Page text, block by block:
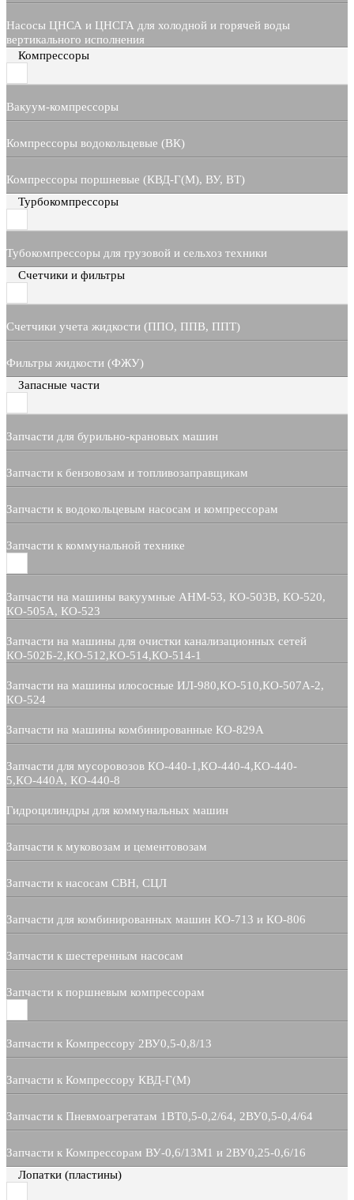
Насосы ЦНСА и ЦНСГА для холодной и горячей воды
вертикального исполнения
Компрессоры
Вакуум-компрессоры
Компрессоры водокольцевые (ВК)
Компрессоры поршневые (КВД-Г(М), ВУ, ВТ)
Турбокомпрессоры
Тубокомпрессоры для грузовой и сельхоз техники
Счетчики и фильтры
Счетчики учета жидкости (ППО, ППВ, ППТ)
Фильтры жидкости (ФЖУ)
Запасные части
Запчасти для бурильно-крановых машин
Запчасти к бензовозам и топливозаправщикам
Запчасти к водокольцевым насосам и компрессорам
Запчасти к коммунальной технике
Запчасти на машины вакуумные АНМ-53, КО-503В, КО-520,
КО-505А, КО-523
Запчасти на машины для очистки канализационных сетей
КО-502Б-2,КО-512,КО-514,КО-514-1
Запчасти на машины илососные ИЛ-980,КО-510,КО-507А-2,
КО-524
Запчасти на машины комбинированные КО-829А
Запчасти для мусоровозов КО-440-1,КО-440-4,КО-440-
5,КО-440А, КО-440-8
Гидроцилиндры для коммунальных машин
Запчасти к муковозам и цементовозам
Запчасти к насосам СВН, СЦЛ
Запчасти для комбинированных машин КО-713 и КО-806
Запчасти к шестеренным насосам
Запчасти к поршневым компрессорам
Запчасти к Компрессору 2ВУ0,5-0,8/13
Запчасти к Компрессору КВД-Г(М)
Запчасти к Пневмоагрегатам 1ВТ0,5-0,2/64, 2ВУ0,5-0,4/64
Запчасти к Компрессорам ВУ-0,6/13М1 и 2ВУ0,25-0,6/16
Лопатки (пластины)